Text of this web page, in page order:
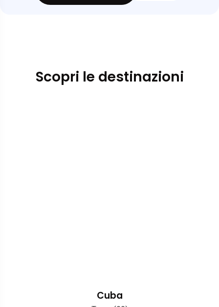
Scopri le destinazioni
Cuba